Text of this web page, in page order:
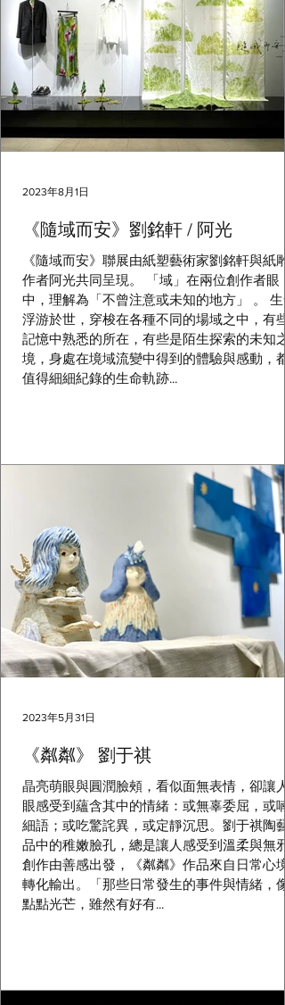
《隨域而安》劉銘軒 / 阿光
《隨域而安》聯展由紙塑藝術家劉銘軒與紙
作者阿光共同呈現。 「域」在兩位創作者眼
中，理解為「不曾注意或未知的地方」 。 生命
浮游於世，穿梭在各種不同的場域之中，有些
記憶中熟悉的所在，有些是陌生探索的未知之
境，身處在境域流變中得到的體驗與感動，都
值得細細紀錄的生命軌跡...
2023年8月1日
《粼粼》 劉于祺
晶亮萌眼與圓潤臉頰，看似面無表情，卻讓人
眼感受到蘊含其中的情緒：或無辜委屈，或喃
細語；或吃驚詫異，或定靜沉思。劉于祺陶藝
品中的稚嫩臉孔，總是讓人感受到溫柔與無邪
創作由善感出發，《粼粼》作品來自日常心境
轉化輸出。「那些日常發生的事件與情緒，像
點點光芒，雖然有好有...
2023年5月31日